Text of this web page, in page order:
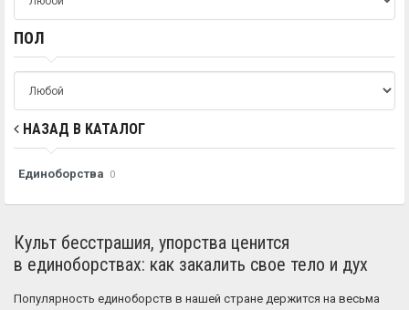
ПОЛ
НАЗАД В КАТАЛОГ
Единоборства 0
Культ бесстрашия, упорства ценится
в единоборствах: как закалить свое тело и дух
Популярность единоборств в нашей стране держится на весьма